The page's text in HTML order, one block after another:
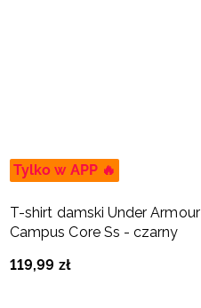
Tylko w APP 🔥
T-shirt damski Under Armour
Campus Core Ss - czarny
119,99 zł